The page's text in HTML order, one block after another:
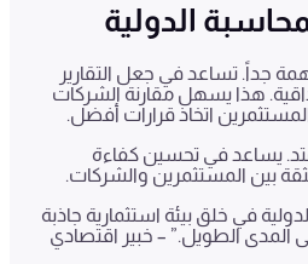
الدولية
جداً. تساعد في جعل التقارير
هذا يسهل مقارنة الشركات
اتخاذ قرارات أفضل.
يساعد في تحسين كفاءة
بين المستثمرين والشركات.
في خلق بيئة استثمارية جاذبة
المدى الطويل.” – خبير اقتصادي